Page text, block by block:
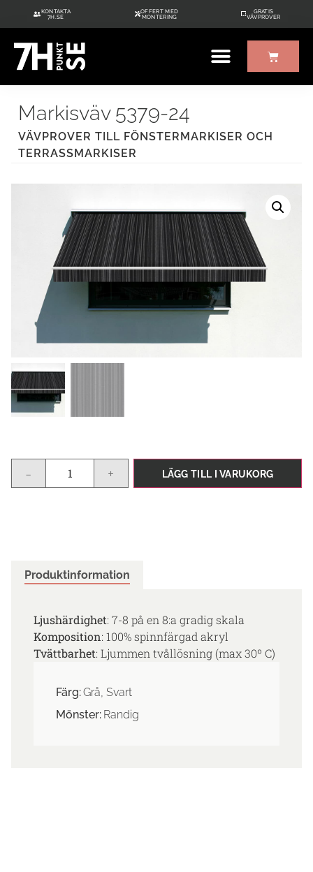
KONTAKTA
7H.SE
OFFERT MED
MONTERING
GRATIS
VÄVPROVER
Markisväv 5379-24
VÄVPROVER TILL FÖNSTERMARKISER OCH
TERRASSMARKISER
- + LÄGG TILL I VARUKORG
Produktinformation
Ljushärdighet: 7-8 på en 8:a gradig skala
Komposition: 100% spinnfärgad akryl
Tvättbarhet: Ljummen tvållösning (max 30º C)
Färg:Grå, Svart
Mönster: Randig